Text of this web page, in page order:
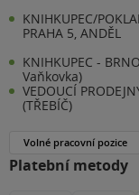
KNIHKUPEC/
PRAHA 5, ANDĚL
KNIHKUPEC -
Vaňkovka)
VEDOUCÍ
(TŘEBÍČ)
Volné pracovní pozice
Platební metody